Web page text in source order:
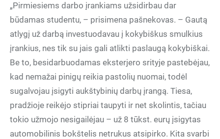
„Pirmiesiems darbo įrankiams užsidirbau dar
būdamas studentu, – prisimena pašnekovas. – Gautą
atlygį už darbą investuodavau į kokybiškus smulkius
įrankius, nes tik su jais gali atlikti paslaugą kokybiškai.
Be to, besidarbuodamas eksterjero srityje pastebėjau,
kad nemažai pinigų reikia pastolių nuomai, todėl
sugalvojau įsigyti aukštybinių darbų įrangą. Tiesa,
pradžioje reikėjo stipriai taupyti ir net skolintis, tačiau
tokio užmojo nesigailėjau – už 8 tūkst. eurų įsigytas
automobilinis bokštelis netrukus atsipirko. Kita svarbi